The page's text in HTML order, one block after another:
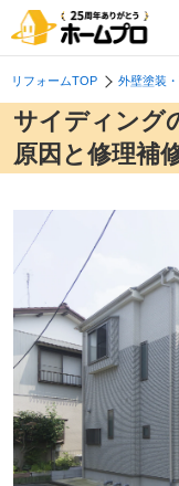
リフォームTOP 外壁塗装
サイディング
原因と修理補